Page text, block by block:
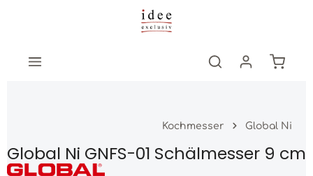
Zum Hauptinhalt springen
Kochmesser Global Ni
Global Ni GNFS-01 Schälmesser 9 cm